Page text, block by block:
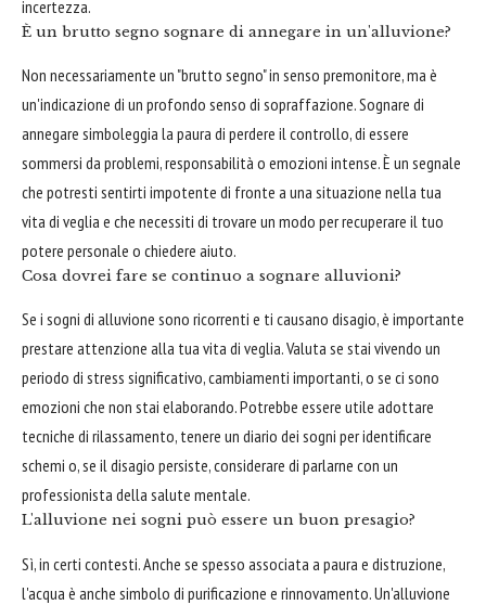
incertezza.
È un brutto segno sognare di annegare in un'alluvione?
Non necessariamente un "brutto segno" in senso premonitore, ma è
un'indicazione di un profondo senso di sopraffazione. Sognare di
annegare simboleggia la paura di perdere il controllo, di essere
sommersi da problemi, responsabilità o emozioni intense. È un segnale
che potresti sentirti impotente di fronte a una situazione nella tua
vita di veglia e che necessiti di trovare un modo per recuperare il tuo
potere personale o chiedere aiuto.
Cosa dovrei fare se continuo a sognare alluvioni?
Se i sogni di alluvione sono ricorrenti e ti causano disagio, è importante
prestare attenzione alla tua vita di veglia. Valuta se stai vivendo un
periodo di stress significativo, cambiamenti importanti, o se ci sono
emozioni che non stai elaborando. Potrebbe essere utile adottare
tecniche di rilassamento, tenere un diario dei sogni per identificare
schemi o, se il disagio persiste, considerare di parlarne con un
professionista della salute mentale.
L'alluvione nei sogni può essere un buon presagio?
Sì, in certi contesti. Anche se spesso associata a paura e distruzione,
l'acqua è anche simbolo di purificazione e rinnovamento. Un'alluvione